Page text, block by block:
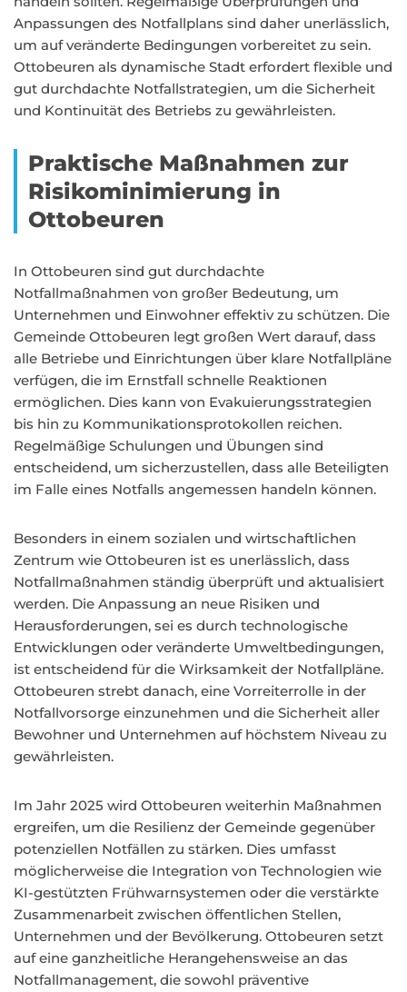
Anpassungen des Notfallplans sind daher unerlässlich,
um auf veränderte Bedingungen vorbereitet zu sein.
Ottobeuren als dynamische Stadt erfordert flexible und
gut durchdachte Notfallstrategien, um die Sicherheit
und Kontinuität des Betriebs zu gewährleisten.
Praktische Maßnahmen zur
Risikominimierung in
Ottobeuren
In Ottobeuren sind gut durchdachte
Notfallmaßnahmen von großer Bedeutung, um
Unternehmen und Einwohner effektiv zu schützen. Die
Gemeinde Ottobeuren legt großen Wert darauf, dass
alle Betriebe und Einrichtungen über klare Notfallpläne
verfügen, die im Ernstfall schnelle Reaktionen
ermöglichen. Dies kann von Evakuierungsstrategien
bis hin zu Kommunikationsprotokollen reichen.
Regelmäßige Schulungen und Übungen sind
entscheidend, um sicherzustellen, dass alle Beteiligten
im Falle eines Notfalls angemessen handeln können.
Besonders in einem sozialen und wirtschaftlichen
Zentrum wie Ottobeuren ist es unerlässlich, dass
Notfallmaßnahmen ständig überprüft und aktualisiert
werden. Die Anpassung an neue Risiken und
Herausforderungen, sei es durch technologische
Entwicklungen oder veränderte Umweltbedingungen,
ist entscheidend für die Wirksamkeit der Notfallpläne.
Ottobeuren strebt danach, eine Vorreiterrolle in der
Notfallvorsorge einzunehmen und die Sicherheit aller
Bewohner und Unternehmen auf höchstem Niveau zu
gewährleisten.
Im Jahr 2025 wird Ottobeuren weiterhin Maßnahmen
ergreifen, um die Resilienz der Gemeinde gegenüber
potenziellen Notfällen zu stärken. Dies umfasst
möglicherweise die Integration von Technologien wie
KI-gestützten Frühwarnsystemen oder die verstärkte
Zusammenarbeit zwischen öffentlichen Stellen,
Unternehmen und der Bevölkerung. Ottobeuren setzt
auf eine ganzheitliche Herangehensweise an das
Notfallmanagement, die sowohl präventive